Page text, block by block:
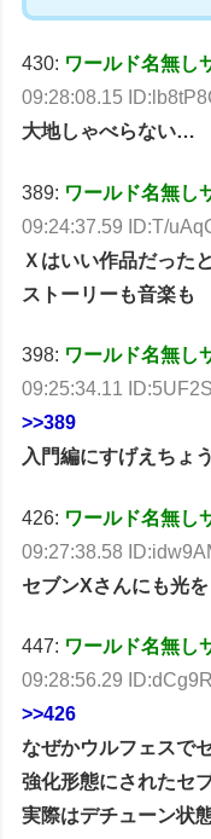
430: ワールド名無し
09:28:08.15
大地しゃべらない…
389: ワールド名無し
09:24:37.59 ID:T/
Ｘはいい作品だった
ストーリーも音楽も
398: ワールド名無し
09:25:34.11
>>389
入門編にすげえちょ
426: ワールド名無し
09:27:38.58
セブンXさんにも光を
447: ワールド名無し
09:28:56.29
>>426
なぜかウルフェスで
強化形態にされたセ
実際はデチューン状